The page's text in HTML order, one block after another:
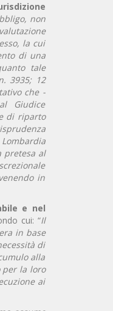
non
la cui
di una
tale
3935; 12
che -
Giudice
di riparto
Lombardia
pretesa al
in
e nel
cui: “Il
in base
di
alla
per la loro
ai